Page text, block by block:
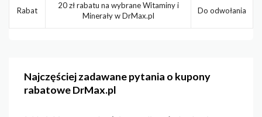
Rabat
20 zł rabatu na wybrane Witaminy i
Minerały w DrMax.pl
Do odwołania
Najczęściej zadawane pytania o kupony
rabatowe DrMax.pl